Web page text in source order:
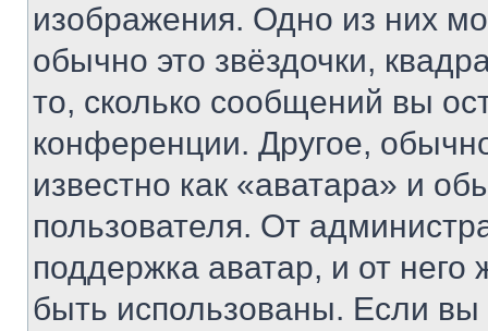
изображения. Одно из них
обычно это звёздочки,
то, сколько сообщений вы
конференции. Другое,
известно как «аватара» и
пользователя. От
поддержка аватар, и от него
быть использованы. Если